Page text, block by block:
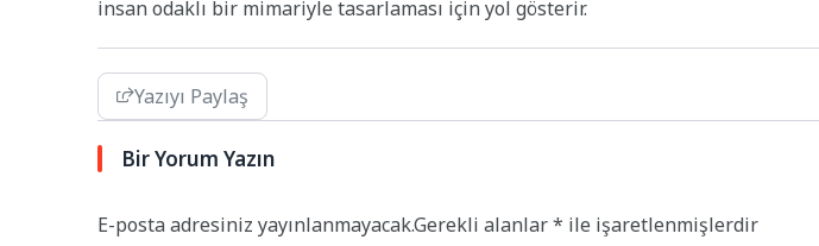
insan odaklı bir mimariyle tasarlaması için yol gösterir.
Yazıyı Paylaş
Bir Yorum Yazın
E-posta adresiniz yayınlanmayacak.Gerekli alanlar* ile işaretlenmişlerdir